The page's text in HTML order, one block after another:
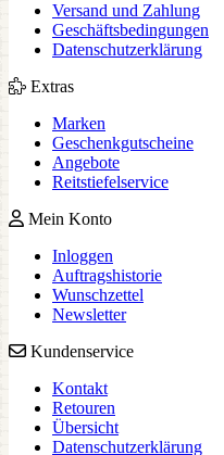
Versand und Zahlung
Geschäftsbedingungen
Datenschutzerklärung
Extras
Marken
Geschenkgutscheine
Angebote
Reitstiefelservice
Mein Konto
Inloggen
Auftragshistorie
Wunschzettel
Newsletter
Kundenservice
Kontakt
Retouren
Übersicht
Datenschutzerklärung